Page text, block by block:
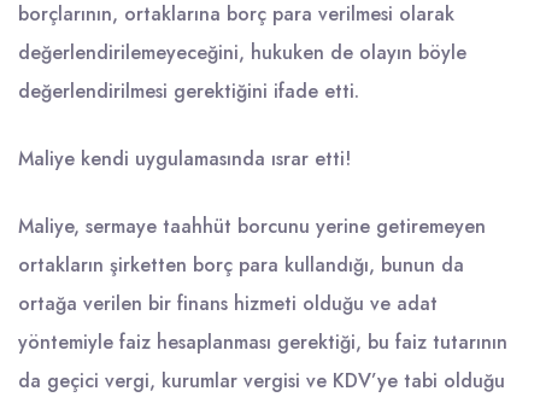
borçlarının, ortaklarına borç para verilmesi olarak
değerlendirilemeyeceğini, hukuken de olayın böyle
değerlendirilmesi gerektiğini ifade etti.
Maliye kendi uygulamasında ısrar etti!
Maliye, sermaye taahhüt borcunu yerine getiremeyen
ortakların şirketten borç para kullandığı, bunun da
ortağa verilen bir finans hizmeti olduğu ve adat
yöntemiyle faiz hesaplanması gerektiği, bu faiz tutarının
da geçici vergi, kurumlar vergisi ve KDV’ye tabi olduğu